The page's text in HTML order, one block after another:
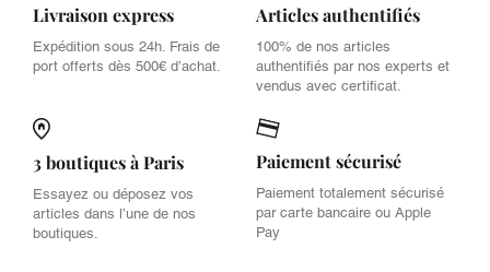
Livraison express
Expédition sous 24h. Frais de
port offerts dès 500€ d’achat.
Articles authentifiés
100% de nos articles
authentifiés par nos experts et
vendus avec certificat.
3 boutiques à Paris
Essayez ou déposez vos
articles dans l’une de nos
boutiques.
Paiement sécurisé
Paiement totalement sécurisé
par carte bancaire ou Apple
Pay